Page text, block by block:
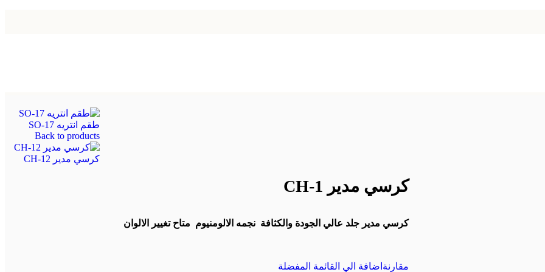
طقم انتريه SO-17
Back to products
كرسي مدير CH-12
كرسي مدير CH-1
كرسي مدير جلد عالي الجودة والكثافة نجمه الالومنيوم متاح تغيير الالوان
مقارنة اضافة الي القائمة المفضلة